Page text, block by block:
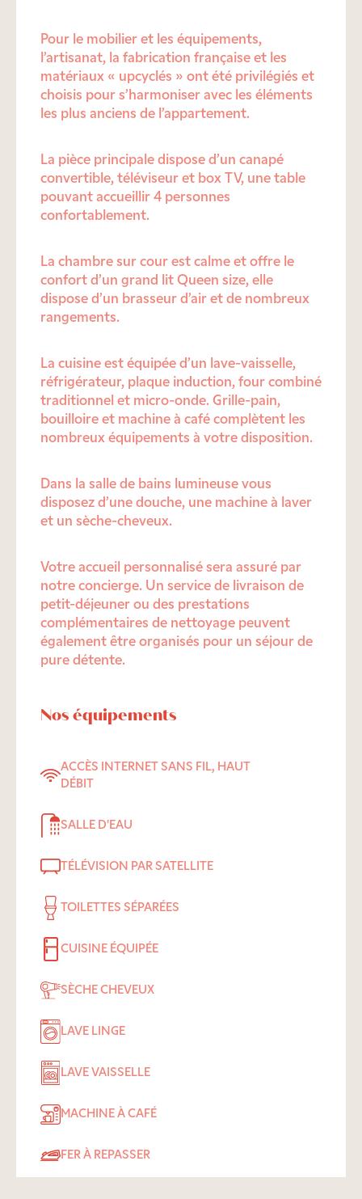
Pour le mobilier et les équipements,
l’artisanat, la fabrication française et les
matériaux « upcyclés » ont été privilégiés et
choisis pour s’harmoniser avec les éléments
les plus anciens de l’appartement.
La pièce principale dispose d’un canapé
convertible, téléviseur et box TV, une table
pouvant accueillir 4 personnes
confortablement.
La chambre sur cour est calme et offre le
confort d’un grand lit Queen size, elle
dispose d’un brasseur d’air et de nombreux
rangements.
La cuisine est équipée d’un lave-vaisselle,
réfrigérateur, plaque induction, four combiné
traditionnel et micro-onde. Grille-pain,
bouilloire et machine à café complètent les
nombreux équipements à votre disposition.
Dans la salle de bains lumineuse vous
disposez d’une douche, une machine à laver
et un sèche-cheveux.
Votre accueil personnalisé sera assuré par
notre concierge. Un service de livraison de
petit-déjeuner ou des prestations
complémentaires de nettoyage peuvent
également être organisés pour un séjour de
pure détente.
Nos équipements
ACCÈS INTERNET SANS FIL, HAUT
DÉBIT
SALLE D'EAU
TÉLÉVISION PAR SATELLITE
TOILETTES SÉPARÉES
CUISINE ÉQUIPÉE
SÈCHE CHEVEUX
LAVE LINGE
LAVE VAISSELLE
MACHINE À CAFÉ
FER À REPASSER